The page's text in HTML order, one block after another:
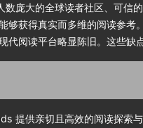
庞大的全球读者社区、可信
够获得真实而多维的阅读参
代阅读平台略显陈旧。这些缺
提供亲切且高效的阅读探索